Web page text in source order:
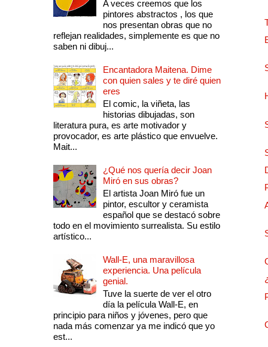
A veces creemos que los
pintores abstractos , los que
nos presentan obras que no
reflejan realidades, simplemente es que no
saben ni dibuj...
Encantadora Maitena. Dime
con quien sales y te diré quien
eres
El comic, la viñeta, las
historias dibujadas, son
literatura pura, es arte motivador y
provocador, es arte plástico que envuelve.
Mait...
¿Qué nos quería decir Joan
Miró en sus obras?
El artista Joan Miró fue un
pintor, escultor y ceramista
español que se destacó sobre
todo en el movimiento surrealista. Su estilo
artístico...
Wall-E, una maravillosa
experiencia. Una película
genial.
Tuve la suerte de ver el otro
día la película Wall-E, en
principio para niños y jóvenes, pero que
nada más comenzar ya me indicó que yo
est...